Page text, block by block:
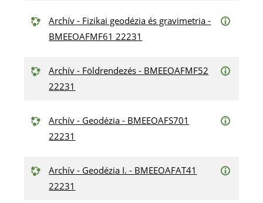
Archív - Fizikai geodézia és gravimetria -
BMEEOAFMF61 22231
Archív - Földrendezés - BMEEOAFMF52
22231
Archív - Geodézia - BMEEOAFS701
22231
Archív - Geodézia I. - BMEEOAFAT41
22231